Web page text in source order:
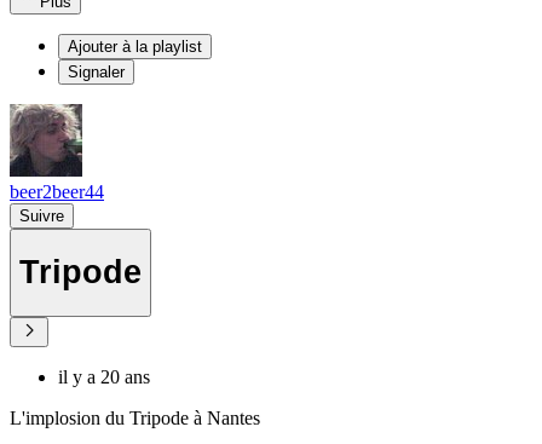
Ajouter à la playlist
Signaler
beer2beer44
Suivre
Tripode
il y a 20 ans
L'implosion du Tripode à Nantes